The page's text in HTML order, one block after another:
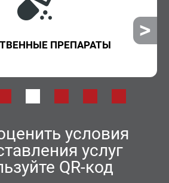
ПРЕПАРАТЫ
условия
услуг
QR-код